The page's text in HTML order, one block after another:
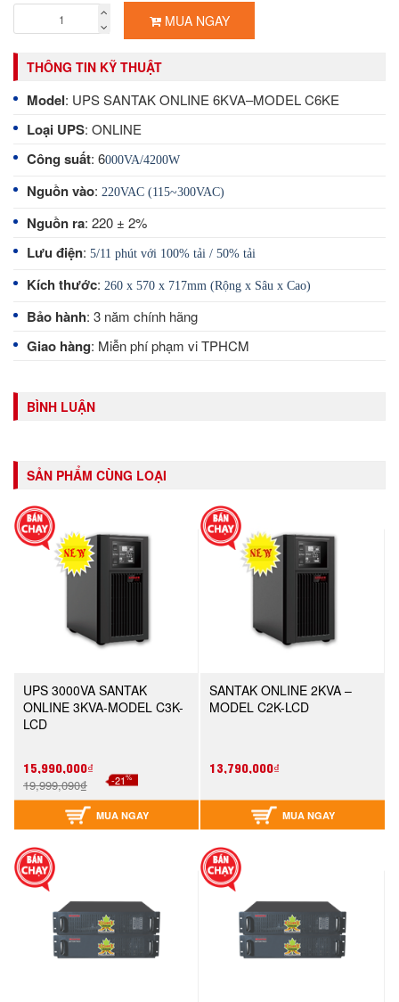
MUA NGAY
THÔNG TIN KỸ THUẬT
Model: UPS SANTAK ONLINE 6KVA–MODEL C6KE
Loại UPS: ONLINE
Công suất: 6000VA/4200W
Nguồn vào: 220VAC (115~300VAC)
Nguồn ra: 220 ± 2%
Lưu điện: 5/11 phút với 100% tải / 50% tải
Kích thước: 260 x 570 x 717mm (Rộng x Sâu x Cao)
Bảo hành: 3 năm chính hãng
Giao hàng: Miễn phí phạm vi TPHCM
BÌNH LUẬN
SẢN PHẨM CÙNG LOẠI
UPS 3000VA SANTAK
ONLINE 3KVA-MODEL C3K-
LCD
15,990,000₫
19,999,090₫ -21%
MUA NGAY
SANTAK ONLINE 2KVA –
MODEL C2K-LCD
13,790,000₫
MUA NGAY